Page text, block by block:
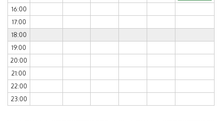
16:00
17:00
18:00
19:00
20:00
21:00
22:00
23:00